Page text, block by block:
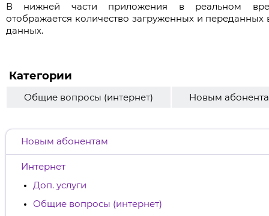
Новым абонентам
Интернет
Доп. услуги
Общие вопросы (интернет)
В нижней части приложения в реальном
отображается количество загруженных и переданных
данных.
Категории
Общие вопросы (интернет) Новым